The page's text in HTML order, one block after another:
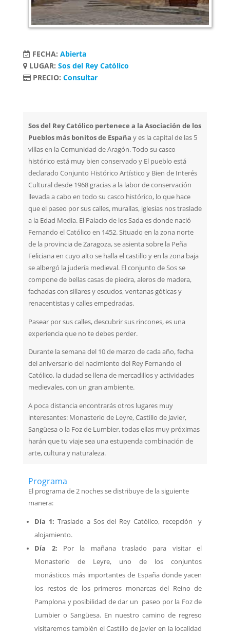
FECHA: Abierta
LUGAR: Sos del Rey Católico
PRECIO: Consultar
Sos del Rey Católico pertenece a la Asociación de los
Pueblos más bonitos de España y es la capital de las 5
villas en la Comunidad de Aragón. Todo su casco
histórico está muy bien conservado y El pueblo está
declarado Conjunto Histórico Artístico y Bien de Interés
Cultural desde 1968 gracias a la labor de conservación
llevada a cabo en todo su casco histórico, lo que hace
que el paseo por sus calles, murallas, iglesias nos traslade
a la Edad Media. El Palacio de los Sada es donde nació
Fernando el Católico en 1452. Situado en la zona norte
de la provincia de Zaragoza, se asienta sobre la Peña
Feliciana en cuyo alto se halla el castillo y en la zona baja
se albergó la judería medieval. El conjunto de Sos se
compone de bellas casas de piedra, aleros de madera,
fachadas con sillares y escudos, ventanas góticas y
renacentistas y calles empedradas.
Pasear por sus calles, descubrir sus rincones, es una
experiencia que no te debes perder.
Durante la semana del 10 de marzo de cada año, fecha
del aniversario del nacimiento del Rey Fernando el
Católico, la ciudad se llena de mercadillos y actividades
medievales, con un gran ambiente.
A poca distancia encontrarás otros lugares muy
interesantes: Monasterio de Leyre, Castillo de Javier,
Sangüesa o la Foz de Lumbier, todas ellas muy próximas
harán que tu viaje sea una estupenda combinación de
arte, cultura y naturaleza.
Programa
El programa de 2 noches se distribuye de la siguiente
manera:
Día 1: Traslado a Sos del Rey Católico, recepción y
alojamiento.
Día 2: Por la mañana traslado para visitar el
Monasterio de Leyre, uno de los conjuntos
monásticos más importantes de España donde yacen
los restos de los primeros monarcas del Reino de
Pamplona y posibilidad de dar un paseo por la Foz de
Lumbier o Sangüesa. En nuestro camino de regreso
visitaremos también el Castillo de Javier en la localidad